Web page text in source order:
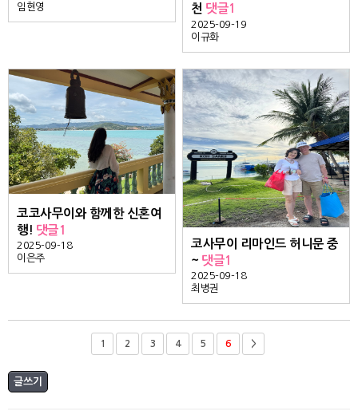
임현영
천 댓글1
2025-09-19
이규화
코코사무이와 함께한 신혼여
행! 댓글1
2025-09-18
이은주
코사무이 리마인드 허니문 중
~ 댓글1
2025-09-18
최병권
1 2 3 4 5 6 >